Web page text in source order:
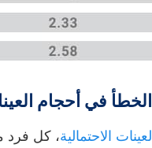
في أحجام
الاحتمالية، كل فرد